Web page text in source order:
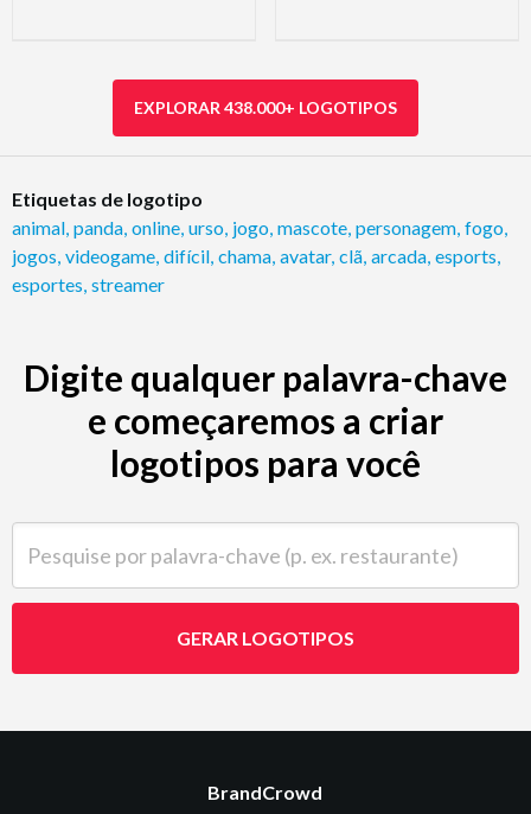
EXPLORAR 438.000+ LOGOTIPOS
Etiquetas de logotipo
animal panda online urso jogo mascote personagem fogo
jogos videogame difícil chama avatar, clã arcada esports
esportes streamer
Digite qualquer palavra-chave
e começaremos a criar
logotipos para você
GERAR LOGOTIPOS
BrandCrowd